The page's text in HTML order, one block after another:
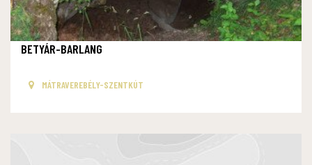
BETYÁR-BARLANG
MÁTRAVEREBÉLY-SZENTKÚT